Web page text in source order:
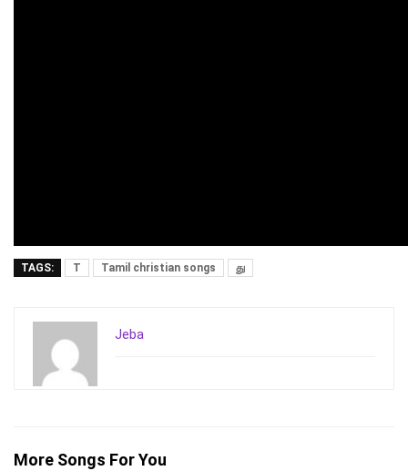
TAGS: T Tamil christian songs து
Jeba
More Songs For You